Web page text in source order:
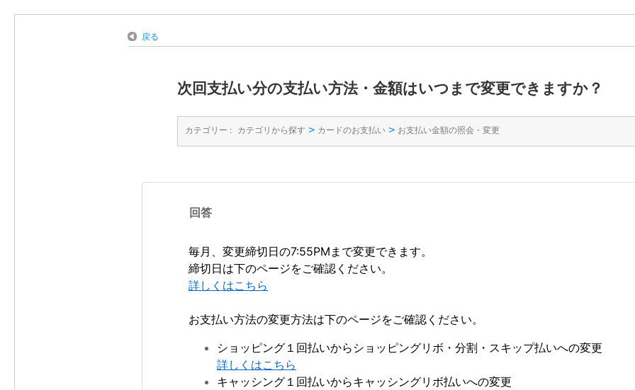
戻る
次回支払い分の支払い方法・金額はいつまで変更できますか？
カテゴリー : カテゴリから探す > カードのお支払い > お支払い金額の照会・変更
回答
毎月、変更締切日の7:55PMまで変更できます。
締切日は下のページをご確認ください。
詳しくはこちら
お支払い方法の変更方法は下のページをご確認ください。
ショッピング１回払いからショッピングリボ・分割・スキップ払いへの変更
詳しくはこちら
キャッシング１回払いからキャッシングリボ払いへの変更